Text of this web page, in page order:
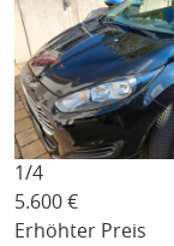
1/4
5.600 €
Erhöhter Preis